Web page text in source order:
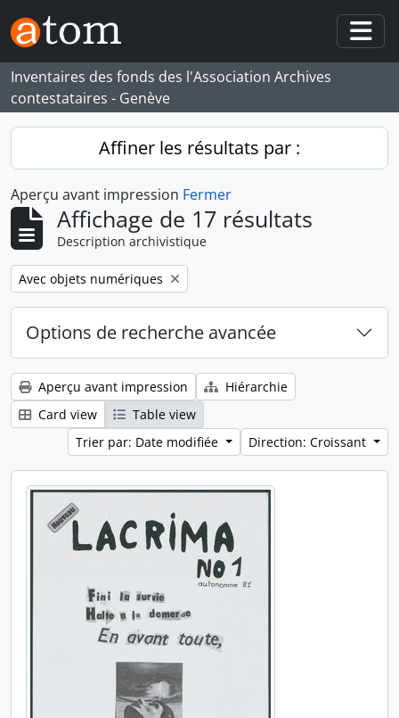
Skip to main content
Inventaires des fonds des l'Association Archives
contestataires - Genève
Affiner les résultats par :
Aperçu avant impression Fermer
Affichage de 17 résultats
Description archivistique
Remove filter:
Avec objets numériques
Options de recherche avancée
Aperçu avant impression
Hiérarchie
Card view
Table view
Trier par: Date modifiée
Direction: Croissant